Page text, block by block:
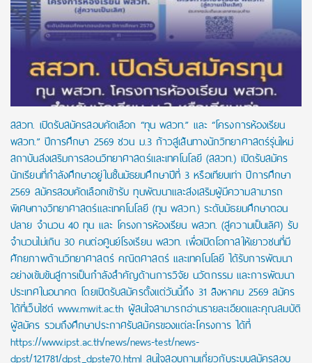
สสวท. เปิดรับสมัครสอบคัดเลือก “ทุน พสวท.” และ “โครงการห้องเรียน
พสวท.” ปีการศึกษา 2569 ชวน ม.3 ก้าวสู่เส้นทางนักวิทยาศาสตร์รุ่นใหม่
สถาบันส่งเสริมการสอนวิทยาศาสตร์และเทคโนโลยี (สสวท.) เปิดรับสมัคร
นักเรียนที่กำลังศึกษาอยู่ในชั้นมัธยมศึกษาปีที่ 3 หรือเทียบเท่า ปีการศึกษา
2569 สมัครสอบคัดเลือกเข้ารับ ทุนพัฒนาและส่งเสริมผู้มีความสามารถ
พิเศษทางวิทยาศาสตร์และเทคโนโลยี (ทุน พสวท.) ระดับมัธยมศึกษาตอน
ปลาย จำนวน 40 ทุน และ โครงการห้องเรียน พสวท. (สู่ความเป็นเลิศ) รับ
จำนวนไม่เกิน 30 คนต่อศูนย์โรงเรียน พสวท. เพื่อเปิดโอกาสให้เยาวชนที่มี
ศักยภาพด้านวิทยาศาสตร์ คณิตศาสตร์ และเทคโนโลยี ได้รับการพัฒนา
อย่างเข้มข้นสู่การเป็นกำลังสำคัญด้านการวิจัย นวัตกรรม และการพัฒนา
ประเทศในอนาคต โดยเปิดรับสมัครตั้งแต่วันนี้ถึง 31 สิงหาคม 2569 สมัคร
ได้ที่เว็บไซต์ www.mwit.ac.th ผู้สนใจสามารถอ่านรายละเอียดและคุณสมบัติ
ผู้สมัคร รวมถึงศึกษาประกาศรับสมัครของแต่ละโครงการ ได้ที่
https://www.ipst.ac.th/news/news-test/news-
dpst/121781/dpst_dpste70.html สนใจสอบถามเกี่ยวกับระบบสมัครสอบ